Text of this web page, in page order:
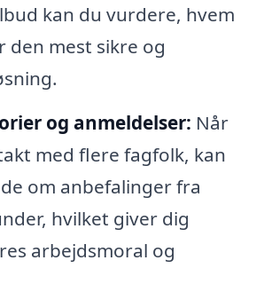
kan du vurdere, hvem
den mest sikre og
og anmeldelser: Når
med flere fagfolk, kan
om anbefalinger fra
hvilket giver dig
arbejdsmoral og